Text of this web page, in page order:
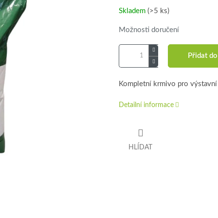
Skladem (>5 ks)
Možnosti doručení
Přidat
Kompletní krmivo pro výstavní
Detailní informace
HLÍDAT